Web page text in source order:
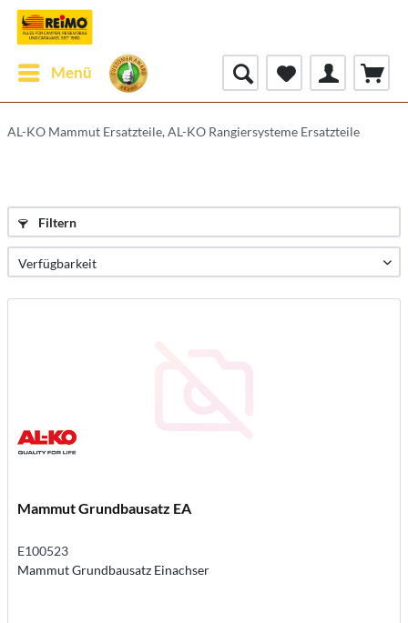
Menü
AL-KO Mammut Ersatzteile, AL-KO Rangiersysteme Ersatzteile
Filtern
Mammut Grundbausatz EA
E100523
Mammut Grundbausatz Einachser